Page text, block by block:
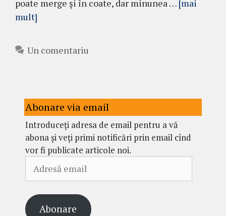
poate merge și în coate, dar minunea … [mai
mult]
Un comentariu
Abonare via email
Introduceți adresa de email pentru a vă
abona și veți primi notificări prin email cînd
vor fi publicate articole noi.
email
Abonare